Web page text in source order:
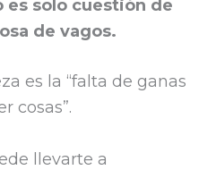
es solo cuestión de
de vagos.
es la “falta de ganas
cosas”.
llevarte a